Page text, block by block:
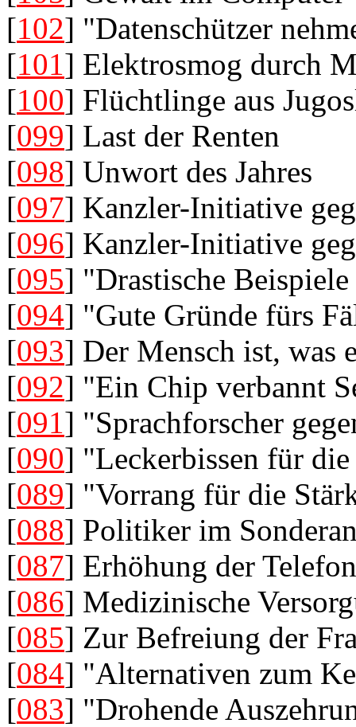
[102] "Datenschützer
[101] Elektrosmog durch
[100] Flüchtlinge aus
[099] Last der Renten
[098] Unwort des Jahres
[097] Kanzler-Initiative
[096] Kanzler-Initiative
[095] "Drastische
[094] "Gute Gründe fürs
[093] Der Mensch ist, was
[092] "Ein Chip verbannt
[091] "Sprachforscher
[090] "Leckerbissen für die
[089] "Vorrang für die
[088] Politiker im
[087] Erhöhung der
[086] Medizinische
[085] Zur Befreiung der
[084] "Alternativen zum
[083] "Drohende